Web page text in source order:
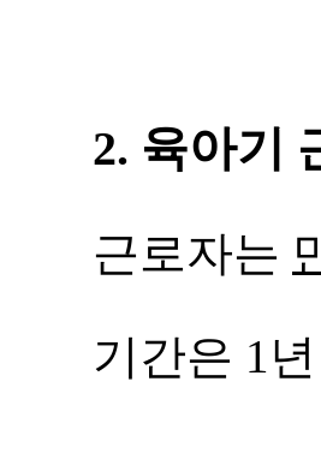
2. 육아기
근로자는
기간은 1